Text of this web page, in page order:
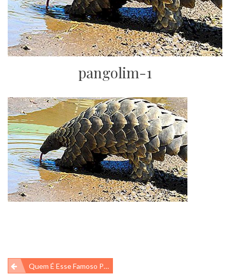
pangolim-1
Navegação
Quem É Esse Famoso Pangolim?